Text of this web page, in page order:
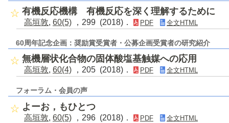
有機反応機構 有機反応を深く理解するために
高垣敦, 60(5) ，299 (2018)． PDF 全文HTML
60周年記念企画：奨励賞受賞者・公募企画受賞者の研究紹介
無機層状化合物の固体酸塩基触媒への応用
高垣敦, 60(4) ，205 (2018)． PDF 全文HTML
フォーラム・会員の声
よーお，もひとつ
高垣敦, 60(5) ，296 (2018)． PDF 全文HTML